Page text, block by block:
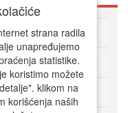
strana radila
unapređujemo
statistike.
koristimo možete
klikom na
korišćenja naših